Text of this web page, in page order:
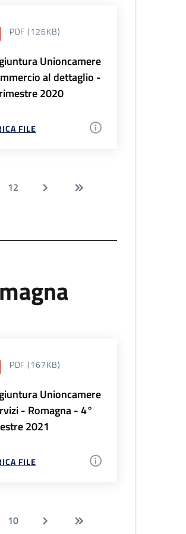
PDF (126KB)
Unioncamere
al dettaglio -
2020
FILE
12
PDF (167KB)
Unioncamere
- Romagna - 4°
2021
FILE
10